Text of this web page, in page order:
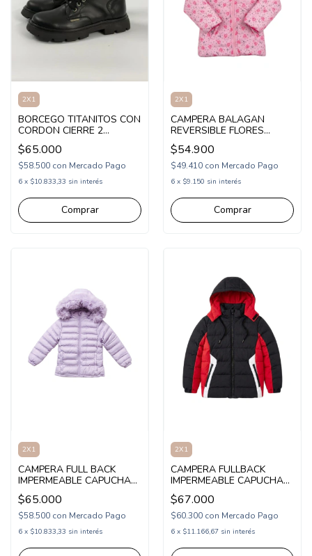
2X1
BORCEGO TITANITOS CON
CORDON CIERRE 2
HEBILLAS 32-36 (1TO1812)
$65.000
$58.500 con Mercado Pago
6 x $10.833,33 sin interés
Comprar
2X1
CAMPERA BALAGAN
REVERSIBLE FLORES
(BA263006)
$54.900
$49.410 con Mercado Pago
6 x $9.150 sin interés
Comprar
2X1
CAMPERA FULL BACK
IMPERMEABLE CAPUCHA
NENA (FB26B256)
$65.000
$58.500 con Mercado Pago
6 x $10.833,33 sin interés
2X1
CAMPERA FULLBACK
IMPERMEABLE CAPUCHA
COMBINADA NENE
(FB26B005)
$67.000
$60.300 con Mercado Pago
6 x $11.166,67 sin interés